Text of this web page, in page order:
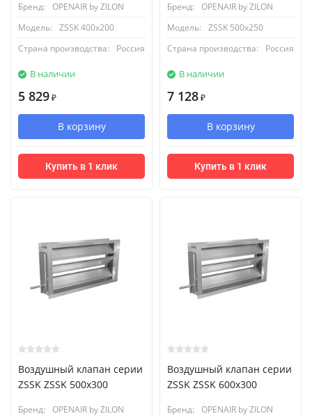
Бренд:
OPENAIR by ZILON
Модель:
ZSSK 400х200
Страна производства:
Россия
В наличии
5 829 ₽
В корзину
Купить в 1 клик
Бренд:
OPENAIR by ZILON
Модель:
ZSSK 500х250
Страна производства:
Россия
В наличии
7 128 ₽
В корзину
Купить в 1 клик
Воздушный клапан серии
ZSSK ZSSK 500х300
Бренд:
OPENAIR by ZILON
Воздушный клапан серии
ZSSK ZSSK 600х300
Бренд:
OPENAIR by ZILON